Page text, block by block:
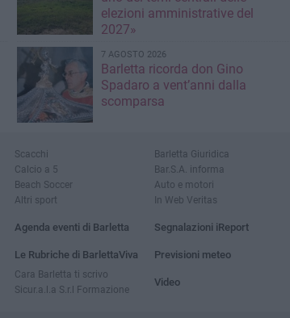
elezioni amministrative del
2027»
7 AGOSTO 2026
Barletta ricorda don Gino
Spadaro a vent’anni dalla
scomparsa
Scacchi
Calcio a 5
Beach Soccer
Altri sport
Agenda eventi di Barletta
Le Rubriche di BarlettaViva
Cara Barletta ti scrivo
Sicur.a.l.a S.r.l Formazione
Barletta Giuridica
Bar.S.A. informa
Auto e motori
In Web Veritas
Segnalazioni iReport
Previsioni meteo
Video